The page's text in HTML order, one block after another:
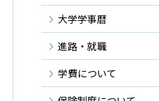
大学学事暦
進路・就職
学費について